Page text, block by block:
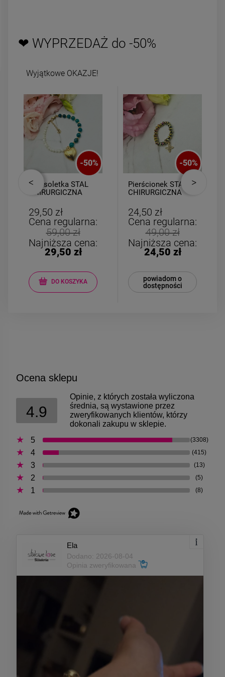
Bransoletka srebrna STAL
CHIRURGICZNA
modułowa ażurowa
cyrkonie
69,00 zł
Bransoletka
modułowa
koniczyny
DO KOSZYKA
❤ WYPRZEDAŻ do -50%
Wyjątkowe OKAZJE!
-50%
Bransoletka STAL
CHIRURGICZNA
serce złote
29,50 zł
Cena regularna:
59,00 zł
Najniższa cena:
29,50 zł
DO KOSZYKA
-50%
Pierścionek STAL
CHIRURGICZNA
kryształki
opalizujące lilia
24,50 zł
Cena regularna:
49,00 zł
Najniższa cena:
24,50 zł
powiadom o
dostępności
Ocena sklepu
4.9
Opinie, z których została wyliczona
średnia, są wystawione przez
zweryfikowanych klientów, którzy
dokonali zakupu w sklepie.
5
(3308)
4 (415)
3 (13)
2 (5)
1 (8)
Ela
Dodano: 2026-08-04
Opinia zweryfikowana